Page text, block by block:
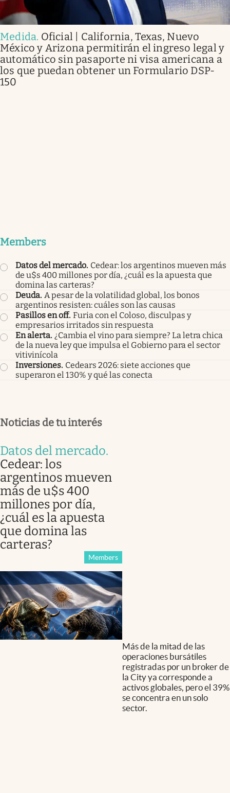
Medida. Oficial | California, Texas, Nuevo
México y Arizona permitirán el ingreso legal y
automático sin pasaporte ni visa americana a
los que puedan obtener un Formulario DSP-
150
Members
Datos del mercado. Cedear: los argentinos mueven más
de u$s 400 millones por día, ¿cuál es la apuesta que
domina las carteras?
Deuda. A pesar de la volatilidad global, los bonos
argentinos resisten: cuáles son las causas
Pasillos en off. Furia con el Coloso, disculpas y
empresarios irritados sin respuesta
En alerta. ¿Cambia el vino para siempre? La letra chica
de la nueva ley que impulsa el Gobierno para el sector
vitivinícola
Inversiones. Cedears 2026: siete acciones que
superaron el 130% y qué las conecta
Noticias de tu interés
Datos del mercado.
Cedear: los
argentinos mueven
más de u$s 400
millones por día,
¿cuál es la apuesta
que domina las
carteras?
Members
Más de la mitad de las
operaciones bursátiles
registradas por un broker de
la City ya corresponde a
activos globales, pero el 39%
se concentra en un solo
sector.